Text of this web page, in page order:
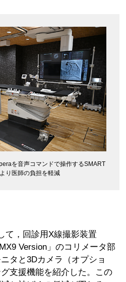
を音声コマンドで操作するSMART
り医師の負担を軽減
て，回診用X線撮影装置
Version」のコリメータ部
タと3Dカメラ（オプショ
支援機能を紹介した。この